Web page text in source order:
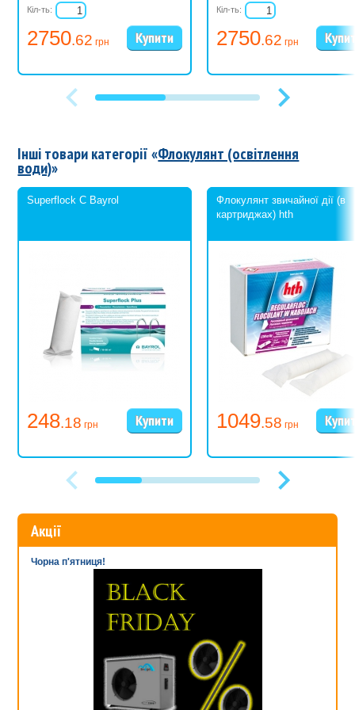
прохолодному приміщенні. Ховайте від дітей. При попаданні в очі,
ретельно прополощіть водою, негайно зверніться до лікаря. При
зіткненні з ділянкою шкіри або одягом ретельно прополощіть
водою. Не ковтати!
2750.62 грн
Кіл-ть:
2750.62 грн
Кіл-ть:
Інші товари категорії «Флокулянт (освітлення
води)»
Superflock С Bayrol
248.18 грн
Флокулянт звичайної дії (в
картриджах) hth
1049.58 грн
Акції
Чорна п'ятниця!